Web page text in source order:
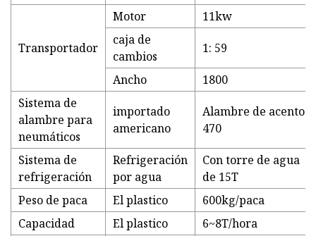
Transportador
Motor
11kw
caja de
cambios
1: 59
Ancho
1800
Sistema de
alambre para
neumáticos
importado
americano
Alambre de acento
470
Sistema de
refrigeración
Refrigeración
por agua
Con torre de agua
de 15T
Peso de paca
El plastico
600kg/paca
Capacidad
El plastico
6~8T/hora